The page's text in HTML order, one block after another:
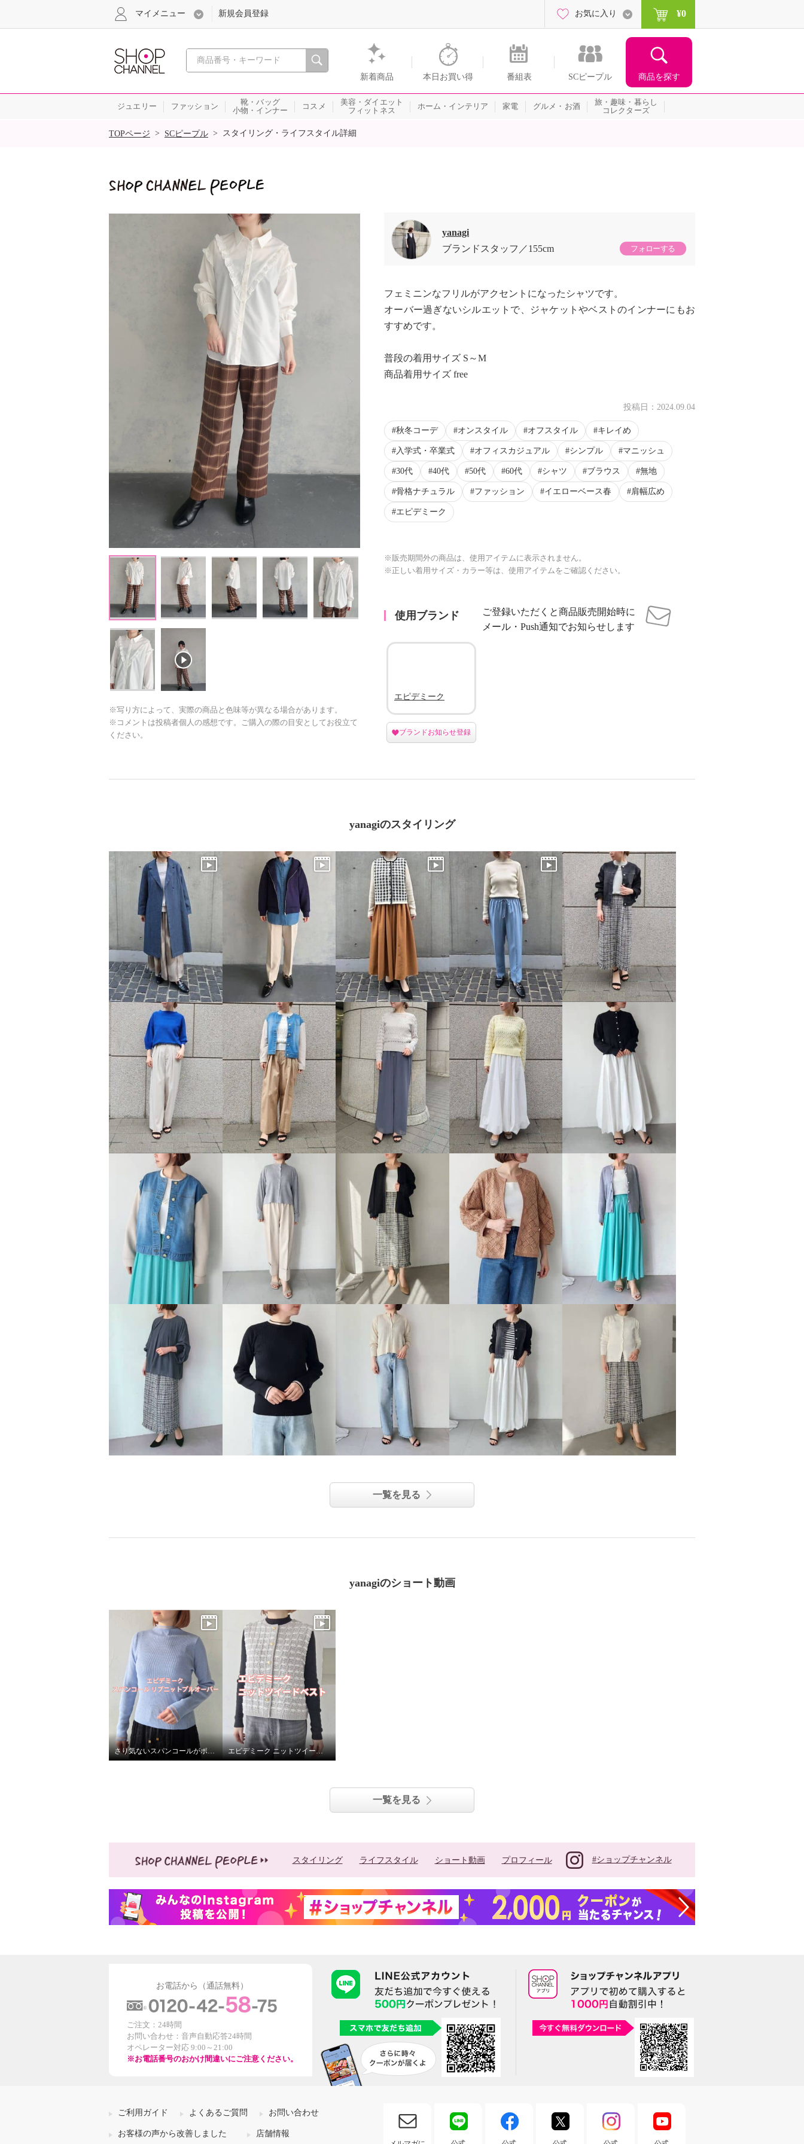
心おどる、瞬間を。通販・テレビショッピングのショップチャンネル
新着商品 本日お買い得 番組表 SCピープル 商品を探す
マイメニュー 新規会員登録 お気に入り ¥0
ジュエリー ファッション
靴・バッグ
小物・インナー
コスメ
美容・ダイエット
フィットネス
ホーム・インテリア 家電 グルメ・お酒
旅・趣味・暮らし
コレクターズ
SALE
TOPページ > SCピープル > スタイリング・ライフスタイル詳細
※写り方によって、実際の商品と色味等が異なる場合があります。
※コメントは投稿者個人の感想です。ご購入の際の目安としてお役立て
ください。
yanagi
ブランドスタッフ
155cm フォローする
フェミニンなフリルがアクセントになったシャツです。
オーバー過ぎないシルエットで、ジャケットやベストのインナーにもお
すすめです。
普段の着用サイズ S～M
商品着用サイズ free
投稿日： 2024.09.04
秋冬コーデ オンスタイル オフスタイル キレイめ
入学式・卒業式 オフィスカジュアル シンプル マニッシュ
30代 40代 50代 60代 シャツ ブラウス 無地
骨格ナチュラル ファッション イエローベース春 肩幅広め
エピデミーク
※販売期間外の商品は、使用アイテムに表示されません。
※正しい着用サイズ・カラー等は、使用アイテムをご確認ください。
使用ブランド
ご登録いただくと商品販売開始時に
メール・Push通知でお知らせします
エピデミーク
ブランドお知らせ登録
yanagiのスタイリング
一覧を見る
yanagiのショート動画
さり気ないスパンコールがポイント✨ エピデミーク ニットツイードベスト
一覧を見る
スタイリング ライフスタイル ショート動画 プロフィール #ショップチャンネル
お電話から（通話無料）
ご注文：24時間
お問い合わせ：音声自動応答24時間
オペレーター対応 9:00～21:00
※お電話番号のおかけ間違いにご注意ください。
ご利用ガイド よくあるご質問 お問い合わせ
お客様の声から改善しました 店舗情報